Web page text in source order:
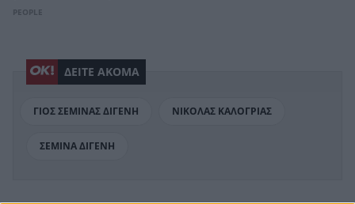
PEOPLE
ΔΕΙΤΕ ΑΚΟΜΑ
ΓΙΟΣ ΣΕΜΙΝΑΣ ΔΙΓΕΝΗ ΝΙΚΟΛΑΣ ΚΑΛΟΓΡΙΑΣ
ΣΕΜΙΝΑ ΔΙΓΕΝΗ